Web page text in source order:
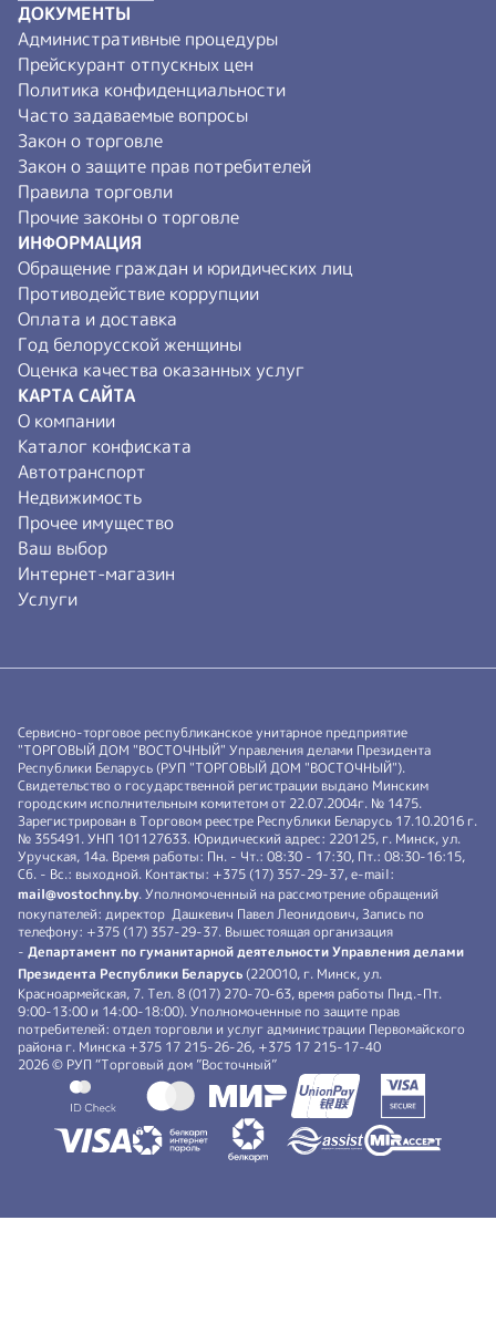
ДОКУМЕНТЫ
Административные процедуры
Прейскурант отпускных цен
Политика конфиденциальности
Часто задаваемые вопросы
Закон о торговле
Закон о защите прав потребителей
Правила торговли
Прочие законы о торговле
ИНФОРМАЦИЯ
Обращение граждан и юридических лиц
Противодействие коррупции
Оплата и доставка
Год белорусской женщины
Оценка качества оказанных услуг
КАРТА САЙТА
О компании
Каталог конфиската
Автотранспорт
Недвижимость
Прочее имущество
Ваш выбор
Интернет-магазин
Услуги
Сервисно-торговое республиканское унитарное предприятие
"ТОРГОВЫЙ ДОМ "ВОСТОЧНЫЙ" Управления делами Президента
Республики Беларусь (РУП "ТОРГОВЫЙ ДОМ "ВОСТОЧНЫЙ").
Свидетельство о государственной регистрации выдано Минским
городским исполнительным комитетом от 22.07.2004г. № 1475.
Зарегистрирован в Торговом реестре Республики Беларусь 17.10.2016 г.
№ 355491. УНП 101127633. Юридический адрес: 220125, г. Минск, ул.
Уручская, 14а. Время работы: Пн. - Чт.: 08:30 - 17:30, Пт.: 08:30-16:15,
Сб. - Вс.: выходной. Контакты: +375 (17) 357-29-37, e-mail:
mail@vostochny.by. Уполномоченный на рассмотрение обращений
покупателей: директор Дашкевич Павел Леонидович, Запись по
телефону: +375 (17) 357-29-37. Вышестоящая организация
- Департамент по гуманитарной деятельности Управления делами
Президента Республики Беларусь (220010, г. Минск, ул.
Красноармейская, 7. Тел. 8 (017) 270-70-63, время работы Пнд.-Пт.
9:00-13:00 и 14:00-18:00). Уполномоченные по защите прав
потребителей: отдел торговли и услуг администрации Первомайского
района г. Минска +375 17 215-26-26, +375 17 215-17-40
2026 © РУП “Торговый дом ”Восточный”